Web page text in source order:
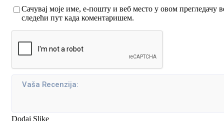
Сачувај моје име, е-пошту и веб место у овом прегледачу
следећи пут када коментаришем.
Dodaj Slike